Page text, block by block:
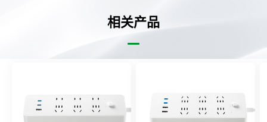
相关产品